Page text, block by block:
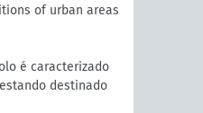
of urban areas
é caracterizado
destinado